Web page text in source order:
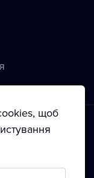
• Автoрські права
щоб